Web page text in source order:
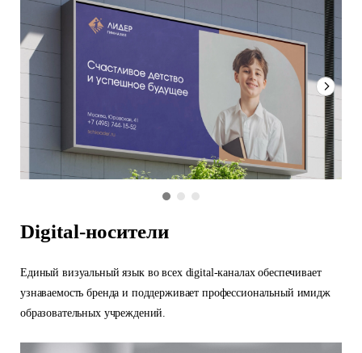
Digital-носители
Единый визуальный язык во всех digital-каналах обеспечивает
узнаваемость бренда и поддерживает профессиональный имидж
образовательных учреждений.